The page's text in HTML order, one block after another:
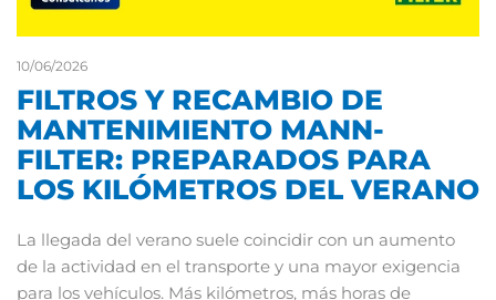
10/06/2026
FILTROS Y RECAMBIO DE
MANTENIMIENTO MANN-
FILTER: PREPARADOS PARA
LOS KILÓMETROS DEL VERANO
La llegada del verano suele coincidir con un aumento
de la actividad en el transporte y una mayor exigencia
para los vehículos. Más kilómetros, más horas de